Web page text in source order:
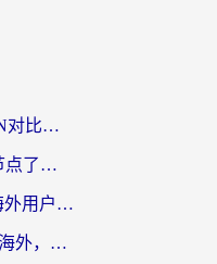
ChickCN VPN和畅游VPN对比哪个回国效果更好？海外党必看的回国加速器选择指南
别再苦苦寻找免费VPN节点了，这才是海外访问国内资源的正确姿势
别再被地区限制卡哭！海外用户vpn中国下载全攻略，无缝刷剧办公社交
App Store VPN 推荐：在海外，如何找回那扇回家的“任意门”？